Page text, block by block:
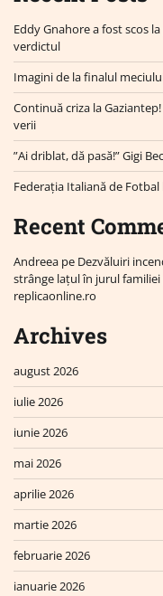
Eddy Gnahore a fost scos
verdictul
Imagini de la finalul
Continuă criza la
verii
”Ai driblat, dă pasă!” Gigi
Federația Italiană de
Recent
Andreea pe Dezvăluiri
strânge lațul în jurul
replicaonline.ro
Archives
august 2026
iulie 2026
iunie 2026
mai 2026
aprilie 2026
martie 2026
februarie 2026
ianuarie 2026